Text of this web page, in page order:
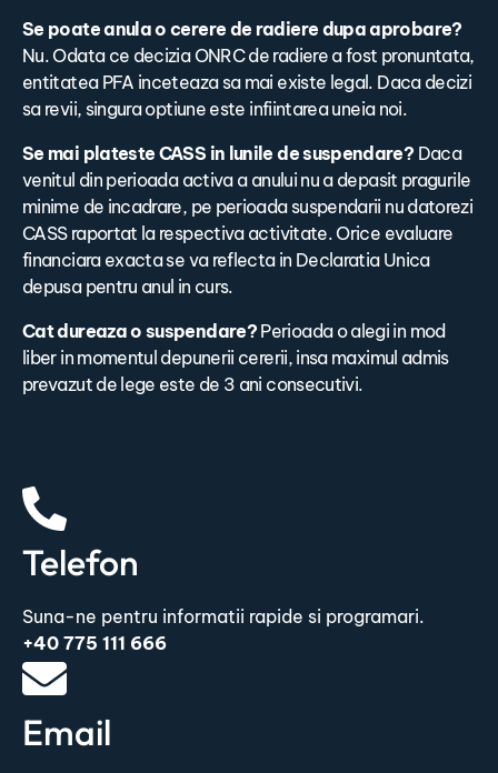
Se poate anula o cerere de radiere dupa aprobare?
Nu. Odata ce decizia ONRC de radiere a fost pronuntata,
entitatea PFA inceteaza sa mai existe legal. Daca decizi
sa revii, singura optiune este infiintarea uneia noi.
Se mai plateste CASS in lunile de suspendare? Daca
venitul din perioada activa a anului nu a depasit pragurile
minime de incadrare, pe perioada suspendarii nu datorezi
CASS raportat la respectiva activitate. Orice evaluare
financiara exacta se va reflecta in Declaratia Unica
depusa pentru anul in curs.
Cat dureaza o suspendare? Perioada o alegi in mod
liber in momentul depunerii cererii, insa maximul admis
prevazut de lege este de 3 ani consecutivi.
Telefon
Suna-ne pentru informatii rapide si programari.
+40 775 111 666
Email